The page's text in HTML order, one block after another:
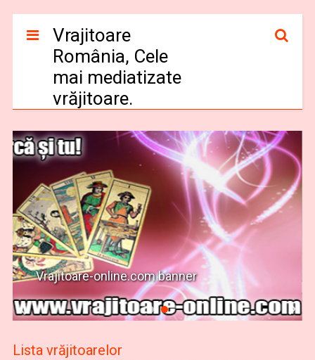
Vrajitoare
România, Cele
mai mediatizate
vrăjitoare.
Vrajitoare-online.com banner
Lista vrăjitoarelor